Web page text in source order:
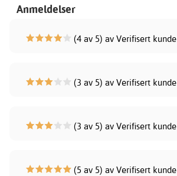
Anmeldelser
(4 av 5) av Verifisert kunde
(3 av 5) av Verifisert kunde
(3 av 5) av Verifisert kunde
(5 av 5) av Verifisert kunde